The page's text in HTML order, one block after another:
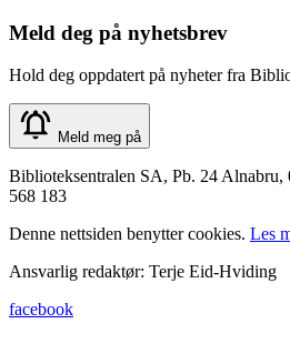
Meld deg på nyhetsbrev
Hold deg oppdatert på nyheter fra
Meld meg på
Biblioteksentralen SA, Pb. 24
568 183
Denne nettsiden benytter cookies. Les
Ansvarlig redaktør: Terje Eid-Hviding
facebook